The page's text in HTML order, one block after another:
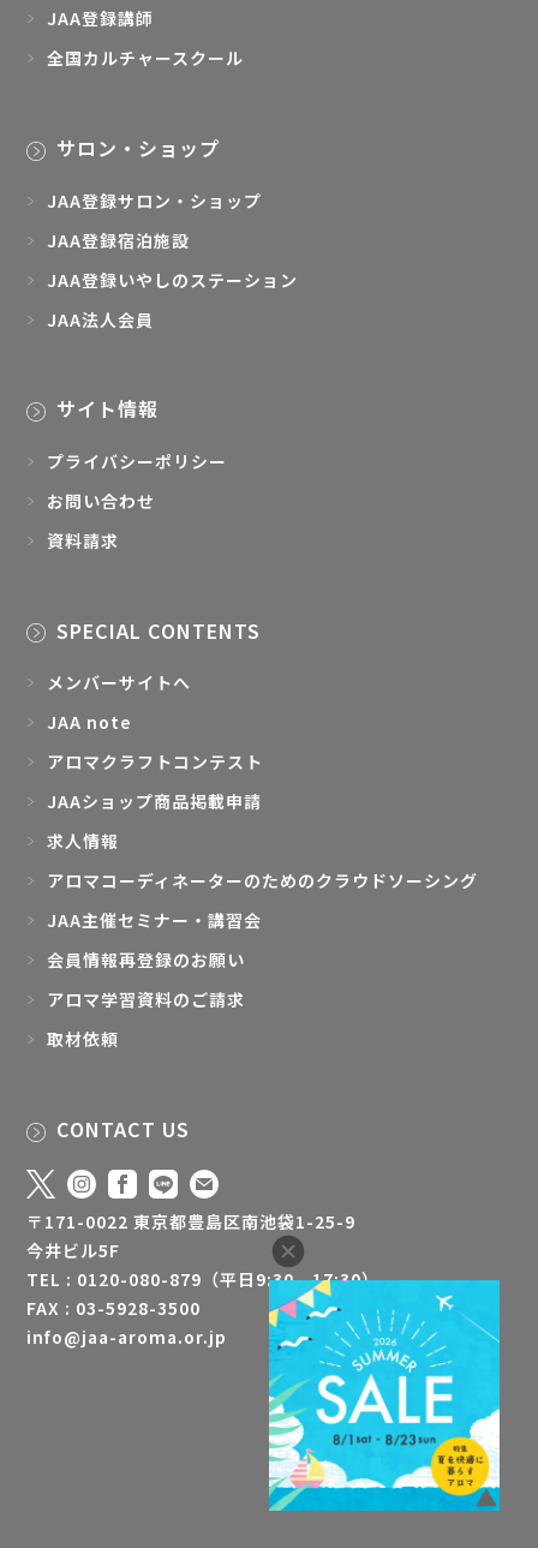
JAA登録講師
全国カルチャースクール
サロン・ショップ
JAA登録サロン・ショップ
JAA登録宿泊施設
JAA登録いやしのステーション
JAA法人会員
サイト情報
プライバシーポリシー
お問い合わせ
資料請求
SPECIAL CONTENTS
メンバーサイトへ
JAA note
アロマクラフトコンテスト
JAAショップ商品掲載申請
求人情報
アロマコーディネーターのためのクラウドソーシング
JAA主催セミナー・講習会
会員情報再登録のお願い
アロマ学習資料のご請求
取材依頼
CONTACT US
〒171-0022 東京都豊島区南池袋1-25-9
今井ビル5F
TEL : 0120-080-879（平日9:30 - 17:30）
FAX : 03-5928-3500
info@jaa-aroma.or.jp